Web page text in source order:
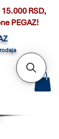
RSD,
PEGAZ!